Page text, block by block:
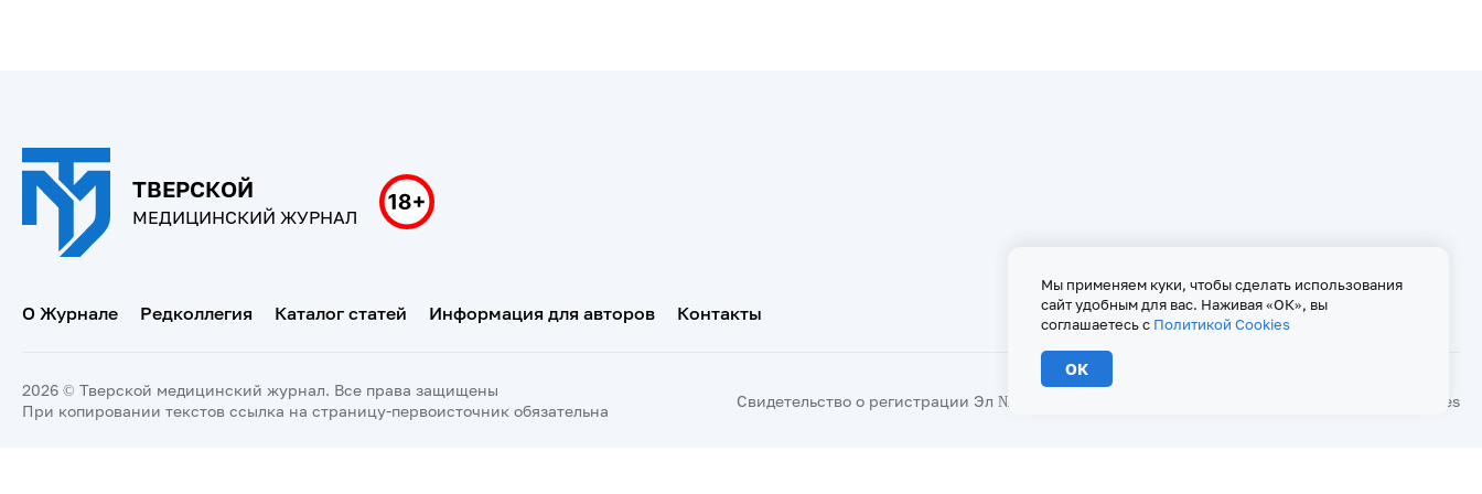
ТВЕРСКОЙ
МЕДИЦИНСКИЙ ЖУРНАЛ
О Журнале Редколлегия Каталог статей Информация для авторов Контакты
2026 © Тверской медицинский журнал. Все права защищены
При копировании текстов ссылка на страницу-первоисточник обязательна
Свидетельство о регистрации Эл № ФС 77 - 67146 от 16 сентября 2016 г Политика Cookies
Мы применяем куки, чтобы сделать использования
сайт удобным для вас. Наживая «ОК», вы
соглашаетесь с Политикой Cookies
ОК